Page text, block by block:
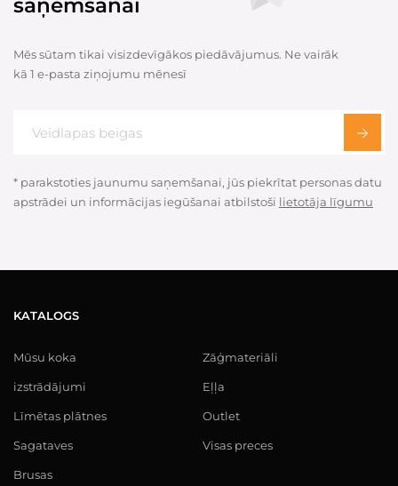
saņemšanai
Mēs sūtam tikai visizdevīgākos piedāvājumus. Ne vairāk
kā 1 e-pasta ziņojumu mēnesī
* parakstoties jaunumu saņemšanai, jūs piekrītat personas datu
apstrādei un informācijas iegūšanai atbilstoši lietotāja līgumu
KATALOGS
Mūsu koka
izstrādājumi
Līmētas plātnes
Sagataves
Brusas
Zāģmateriāli
Eļļa
Outlet
Visas preces